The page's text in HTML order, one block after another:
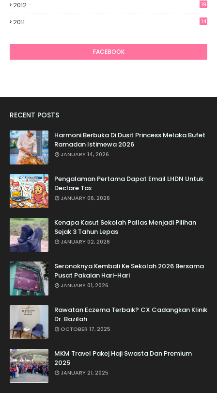
2012
19
2011
14
FACEBOOK
RECENT POSTS
Harmoni Berbuka Di Dusit Princess Melaka Bufet
Ramadan Istimewa 2026
JANUARY 14, 2026
Pengalaman Pertama Dapat Email LHDN Untuk
Declare Tax
JANUARY 06, 2026
Kenapa Kasut Sekolah Pallas Menjadi Pilihan
Sejak 3 Tahun Lepas
JANUARY 02, 2026
Seronoknya Kembali Ke Sekolah 2026 Bersama
Pusat Pakaian Hari-Hari
JANUARY 01, 2026
Rawatan Eczema Terbaik? CX Cadangkan Klinik
Dr. Bazilah
OCTOBER 17, 2025
MKM Travel Pakej Haji Swasta Dan Premium
2025
JANUARY 21, 2025